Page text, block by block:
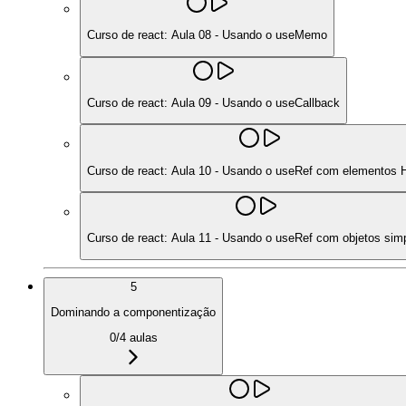
Curso de react: Aula 08 - Usando o useMemo
Curso de react: Aula 09 - Usando o useCallback
Curso de react: Aula 10 - Usando o useRef com elementos
Curso de react: Aula 11 - Usando o useRef com objetos
5
Dominando a componentização
0/4aulas